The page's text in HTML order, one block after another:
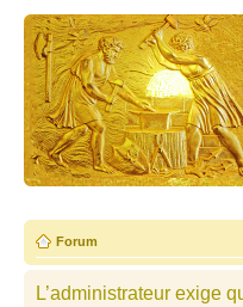
Forum
L’administrateur exige